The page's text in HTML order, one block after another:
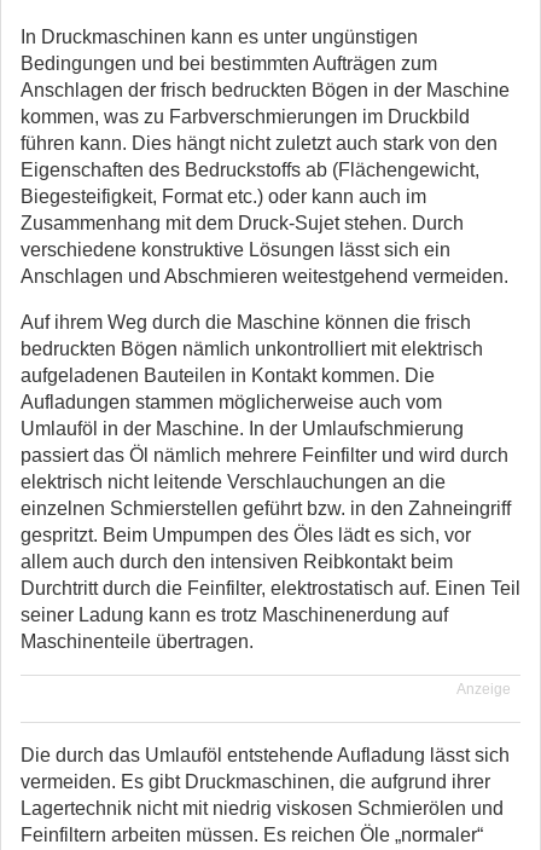
In Druckmaschinen kann es unter ungünstigen
Bedingungen und bei bestimmten Aufträgen zum
Anschlagen der frisch bedruckten Bögen in der Maschine
kommen, was zu Farbverschmierungen im Druckbild
führen kann. Dies hängt nicht zuletzt auch stark von den
Eigenschaften des Bedruckstoffs ab (Flächengewicht,
Biegesteifigkeit, Format etc.) oder kann auch im
Zusammenhang mit dem Druck-Sujet stehen. Durch
verschiedene konstruktive Lösungen lässt sich ein
Anschlagen und Abschmieren weitestgehend vermeiden.
Auf ihrem Weg durch die Maschine können die frisch
bedruckten Bögen nämlich unkontrolliert mit elektrisch
aufgeladenen Bauteilen in Kontakt kommen. Die
Aufladungen stammen möglicherweise auch vom
Umlauföl in der Maschine. In der Umlaufschmierung
passiert das Öl nämlich mehrere Feinfilter und wird durch
elektrisch nicht leitende Verschlauchungen an die
einzelnen Schmierstellen geführt bzw. in den Zahneingriff
gespritzt. Beim Umpumpen des Öles lädt es sich, vor
allem auch durch den intensiven Reibkontakt beim
Durchtritt durch die Feinfilter, elektrostatisch auf. Einen Teil
seiner Ladung kann es trotz Maschinenerdung auf
Maschinenteile übertragen.
Anzeige
Die durch das Umlauföl entstehende Aufladung lässt sich
vermeiden. Es gibt Druckmaschinen, die aufgrund ihrer
Lagertechnik nicht mit niedrig viskosen Schmierölen und
Feinfiltern arbeiten müssen. Es reichen Öle „normaler“